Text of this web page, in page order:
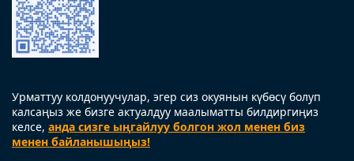
Урматтуу колдонуучулар, эгер сиз окуянын күбөсү болуп
калсаңыз же бизге актуалдуу маалыматты билдиргиңиз
келсе, анда сизге ыңгайлуу болгон жол менен биз
менен байланышыңыз!